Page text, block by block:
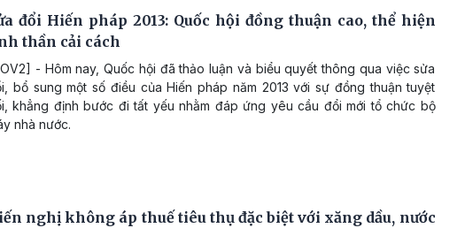
đổi Hiến pháp 2013: Quốc hội đồng thuận cao, thể hiện
thần cải cách
- Hôm nay, Quốc hội đã thảo luận và biểu quyết thông qua việc sửa
bổ sung một số điều của Hiến pháp năm 2013 với sự đồng thuận tuyệt
khẳng định bước đi tất yếu nhằm đáp ứng yêu cầu đổi mới tổ chức bộ
nhà nước.
nghị không áp thuế tiêu thụ đặc biệt với xăng dầu, nước